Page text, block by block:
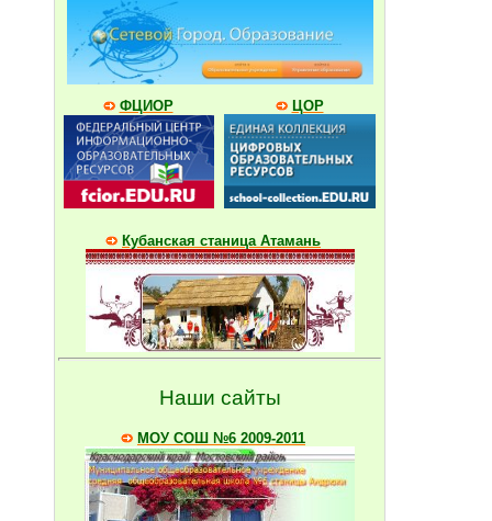
ФЦИОР ЦОР
Кубанская станица Атамань
Наши сайты
МОУ СОШ №6 2009-2011